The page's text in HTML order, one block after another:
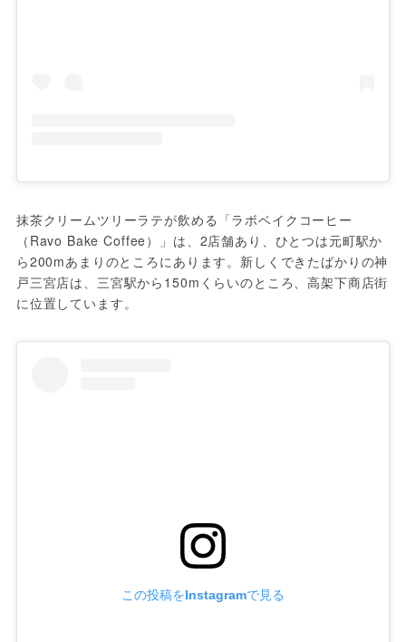
抹茶クリームツリーラテが飲める「ラボベイクコーヒー
（Ravo Bake Coffee）」は、2店舗あり、ひとつは元町駅か
ら200mあまりのところにあります。新しくできたばかりの神
戸三宮店は、三宮駅から150mくらいのところ、高架下商店街
に位置しています。
この投稿をInstagramで見る